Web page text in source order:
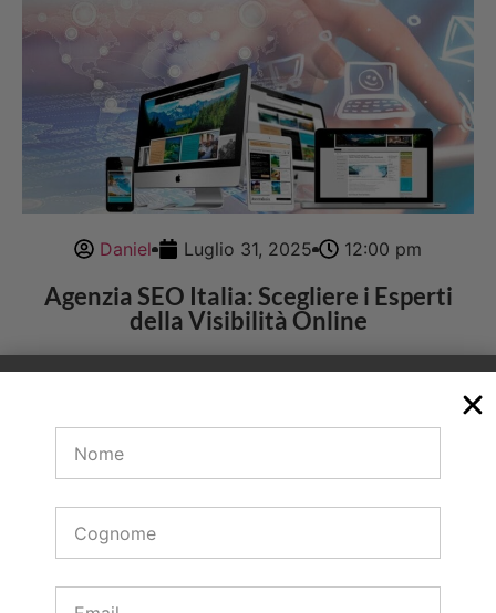
Daniel Luglio 31, 2025 12:00 pm
Agenzia SEO Italia: Scegliere i Esperti
della Visibilità Online
Nel 2025 avere un sito web non basta Se non è
visibile è come avere un negozio in una via deserta
La soluzione Una agenzia SEO Italia nbsp